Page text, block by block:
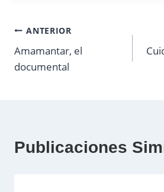
Navegación
de
ANTERIOR
Amamantar, el
documental
Publicaciones